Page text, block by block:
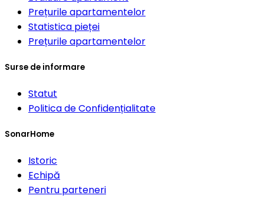
Prețurile apartamentelor
Statistica pieței
Prețurile apartamentelor
Surse de informare
Statut
Politica de Confidențialitate
SonarHome
Istoric
Echipă
Pentru parteneri